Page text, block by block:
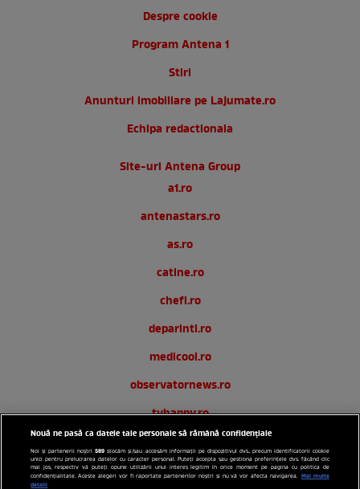
Despre cookie
Program Antena 1
Stiri
Anunturi imobiliare pe Lajumate.ro
Echipa redactionala
Site-uri Antena Group
a1.ro
antenastars.ro
as.ro
catine.ro
chefi.ro
deparinti.ro
medicool.ro
observatornews.ro
tvhappy.ro
useit.ro
zutv.ro
Nouă ne pasă ca datele tale personale să rămână confidențiale
Noi și partenerii noștri589 stocăm și/sau accesăm informații pe dispozitivul dvs., precum identificatorii cookie
unici pentru prelucrarea datelor cu caracter personal. Puteți accepta sau gestiona preferințele dvs. făcând clic
mai jos, respectiv vă puteți opune utilizării unui interes legitim în orice moment pe pagina cu politica de
confidențialitate. Aceste alegeri vor fi raportate partenerilor noștri și nu vă vor afecta navigarea. Mai multe
detalii